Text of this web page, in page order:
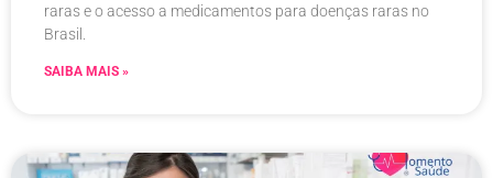
raras e o acesso a medicamentos para doenças raras no
Brasil.
SAIBA MAIS »